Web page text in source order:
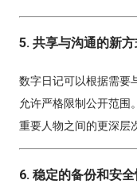
5. 共享与沟通的新
数字日记可以根据需要
允许严格限制公开范围
重要人物之间的更深层
6. 稳定的备份和安